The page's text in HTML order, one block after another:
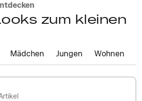
zum kleinen
Mädchen Jungen Wohnen